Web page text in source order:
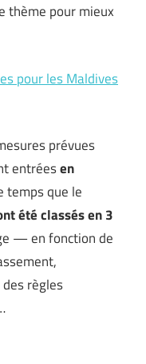
thème pour mieux
pour les Maldives
prévues
entréesen
temps que le
été classés en 3
— en fonction de
règles